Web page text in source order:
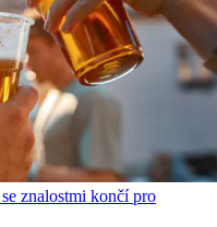
znalostmi končí pro